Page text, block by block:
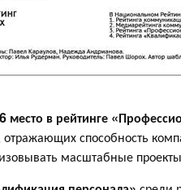
6 место в рейтинге
способность
масштабные